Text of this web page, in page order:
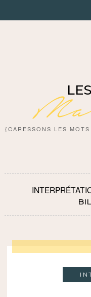
{CARESSONS LES